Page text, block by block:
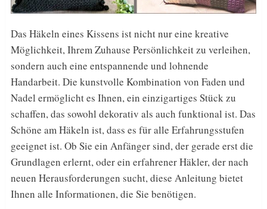
Das Häkeln eines Kissens ist nicht nur eine kreative
Möglichkeit, Ihrem Zuhause Persönlichkeit zu verleihen,
sondern auch eine entspannende und lohnende
Handarbeit. Die kunstvolle Kombination von Faden und
Nadel ermöglicht es Ihnen, ein einzigartiges Stück zu
schaffen, das sowohl dekorativ als auch funktional ist. Das
Schöne am Häkeln ist, dass es für alle Erfahrungsstufen
geeignet ist. Ob Sie ein Anfänger sind, der gerade erst die
Grundlagen erlernt, oder ein erfahrener Häkler, der nach
neuen Herausforderungen sucht, diese Anleitung bietet
Ihnen alle Informationen, die Sie benötigen.